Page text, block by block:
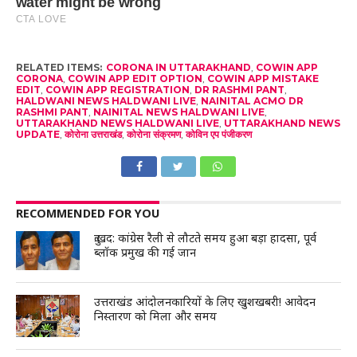
RELATED ITEMS: CORONA IN UTTARAKHAND COWIN APP
CORONA, COWIN APP EDIT OPTION COWIN APP MISTAKE
EDIT COWIN APP REGISTRATION DR RASHMI PANT
HALDWANI NEWS HALDWANI LIVE, NAINITAL ACMO DR
RASHMI PANT NAINITAL NEWS HALDWANI LIVE,
UTTARAKHAND NEWS HALDWANI LIVE, UTTARAKHAND NEWS
UPDATE,कोरोना उत्तराखंड,कोरोना संक्रमण,कोविन एप पंजीकरण
RECOMMENDED FOR YOU
दुःखद: कांग्रेस रैली से लौटते समय हुआ बड़ा हादसा, पूर्व
ब्लॉक प्रमुख की गई जान
उत्तराखंड आंदोलनकारियों के लिए खुशखबरी! आवेदन
निस्तारण को मिला और समय